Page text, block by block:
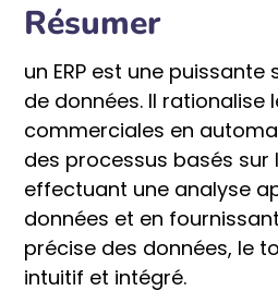
Résumer
un ERP est une
de données. Il rationalise
commerciales en
des processus basés sur
effectuant une analyse
données et en
précise des données, le
intuitif et intégré.